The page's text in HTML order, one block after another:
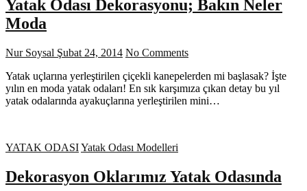
Yatak Odası Dekorasyonu; Bakın Neler
Moda
Nur Soysal Şubat 24, 2014 No Comments
Yatak uçlarına yerleştirilen çiçekli kanepelerden mi başlasak? İşte
yılın en moda yatak odaları! En sık karşımıza çıkan detay bu yıl
yatak odalarında ayakuçlarına yerleştirilen mini…
YATAK ODASIYatak Odası Modelleri
Dekorasyon Oklarımız Yatak Odasında